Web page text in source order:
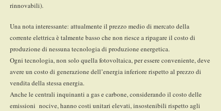
rinnovabili).
Una nota interessante: attualmente il prezzo medio di mercato della
corrente elettrica è talmente basso che non riesce a ripagare il costo di
produzione di nessuna tecnologia di produzione energetica.
Ogni tecnologia, non solo quella fotovoltaica, per essere conveniente, deve
avere un costo di generazione dell’energia inferiore rispetto al prezzo di
vendita della stessa energia.
Anche le centrali inquinanti a gas e carbone, considerando il costo delle
emissioni nocive, hanno costi unitari elevati, insostenibili rispetto agli